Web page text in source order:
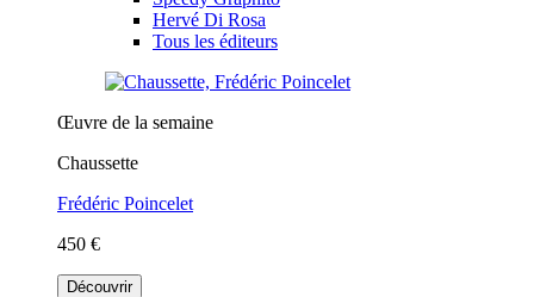
Hervé Di Rosa
Tous les éditeurs
Œuvre de la semaine
Chaussette
Frédéric Poincelet
450 €
Découvrir